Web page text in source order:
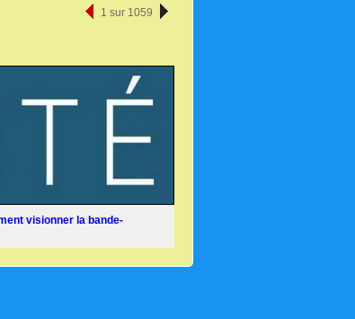
1 sur 1059
visionner la bande-